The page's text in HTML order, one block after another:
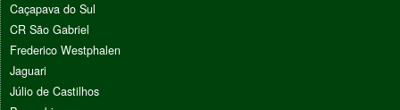
Caçapava do Sul
CR São Gabriel
Frederico Westphalen
Jaguari
Júlio de Castilhos